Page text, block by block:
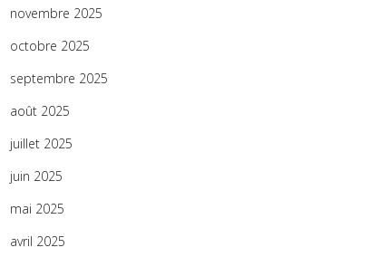
novembre 2025
octobre 2025
septembre 2025
août 2025
juillet 2025
juin 2025
mai 2025
avril 2025